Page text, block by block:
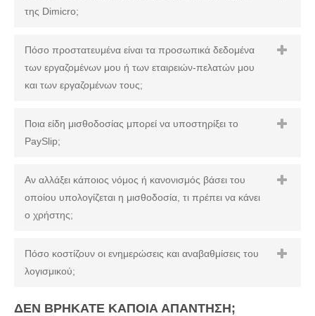
της Dimicro;
Πόσο προστατευμένα είναι τα προσωπικά δεδομένα
των εργαζομένων μου ή των εταιρειών-πελατών μου
και των εργαζομένων τους;
Ποια είδη μισθοδοσίας μπορεί να υποστηρίξει το
PaySlip;
Αν αλλάξει κάποιος νόμος ή κανονισμός βάσει του
οποίου υπολογίζεται η μισθοδοσία, τι πρέπει να κάνει
ο χρήστης;
Πόσο κοστίζουν οι ενημερώσεις και αναβαθμίσεις του
λογισμικού;
ΔΕΝ ΒΡΗΚΑΤΕ ΚΑΠΟΙΑ ΑΠΑΝΤΗΣΗ;